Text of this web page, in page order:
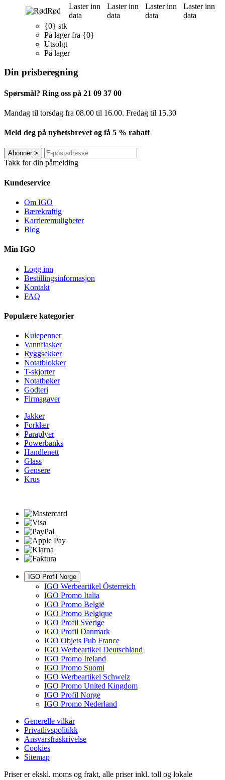
Rød
Laster inn
data
Laster inn
data
Laster inn
data
Laster inn
data
{0} stk
På lager fra {0}
Utsolgt
På lager
Din prisberegning
Spørsmål? Ring oss på 21 09 37 00
Mandag til torsdag ​​fra 08.00 til 16.00. Fredag til 15.30
Meld deg på nyhetsbrevet og få 5 % rabatt
Abonner>
Takk for din påmelding
Kundeservice
Om IGO
Bærekraftig
Karrieremuligheter
Blog
Min IGO
Logg inn
Bestillingsinformasjon
Kontakt
FAQ
Populære kategorier
Kulepenner
Vannflasker
Ryggsekker
Notatblokker
T-skjorter
Notatbøker
Godteri
Firmagaver
Jakker
Forklær
Paraplyer
Powerbanks
Handlenett
Glass
Gensere
Krus
IGO Profil Norge
IGO Werbeartikel Österreich
IGO Promo Italia
IGO Promo België
IGO Promo Belgique
IGO Profil Sverige
IGO Profil Danmark
IGO Objets Pub France
IGO Werbeartikel Deutschland
IGO Promo Ireland
IGO Promo Suomi
IGO Werbeartikel Schweiz
IGO Promo United Kingdom
IGO Profil Norge
IGO Promo Nederland
Generelle vilkår
Privatlivspolitikk
Ansvarsfraskrivelse
Cookies
Sitemap
Priser er ekskl. moms og frakt, alle priser inkl. toll og lokale